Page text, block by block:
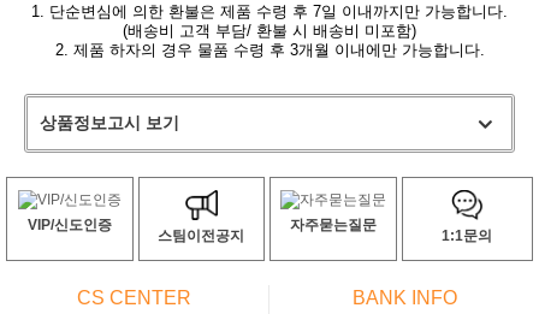
1. 단순변심에 의한 환불은 제품 수령 후 7일 이내까지만 가능합니다.
(배송비 고객 부담/ 환불 시 배송비 미포함)
2. 제품 하자의 경우 물품 수령 후 3개월 이내에만 가능합니다.
상품정보고시 보기
VIP/신도인증
스팀이전공지
자주묻는질문
1:1문의
CS CENTER
BANK INFO